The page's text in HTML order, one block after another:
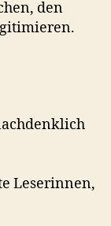
den
Leserinnen,